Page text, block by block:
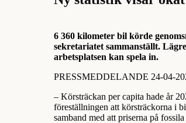
6 360 kilometer bil körde
sekretariatet sammanställt.
arbetsplatsen kan spela in.
PRESSMEDDELANDE 24-04-
– Körsträckan per capita hade år
föreställningen att körsträckorna i
samband med att priserna på